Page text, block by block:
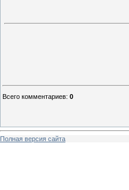
Всего комментариев: 0
Полная версия сайта